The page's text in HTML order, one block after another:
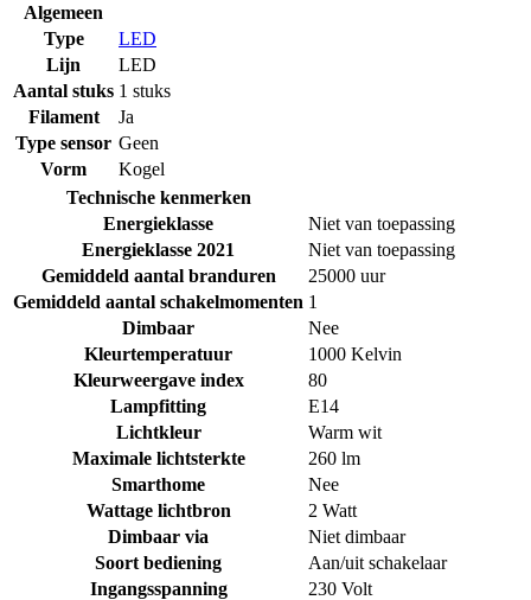
Algemeen
Type
LED
Lijn
LED
Aantal stuks 1 stuks
Filament
Ja
Type sensor Geen
Vorm
Kogel
Technische kenmerken
Energieklasse
Niet van toepassing
Energieklasse 2021
Niet van toepassing
Gemiddeld aantal branduren
25000 uur
Gemiddeld aantal schakelmomenten 1
Dimbaar
Nee
Kleurtemperatuur
1000 Kelvin
Kleurweergave index
80
Lampfitting
E14
Lichtkleur
Warm wit
Maximale lichtsterkte
260 lm
Smarthome
Nee
Wattage lichtbron
2 Watt
Dimbaar via
Niet dimbaar
Soort bediening
Aan/uit schakelaar
Ingangsspanning
230 Volt